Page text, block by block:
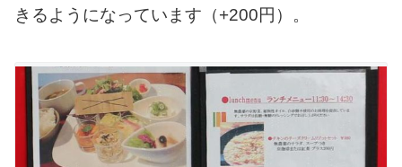
きるようになっています（+200円）。